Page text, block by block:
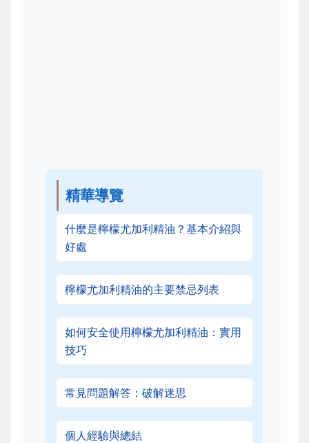
精華導覽
什麼是檸檬尤加利精油？基本介紹與
好處
檸檬尤加利精油的主要禁忌列表
如何安全使用檸檬尤加利精油：實用
技巧
常見問題解答：破解迷思
個人經驗與總結